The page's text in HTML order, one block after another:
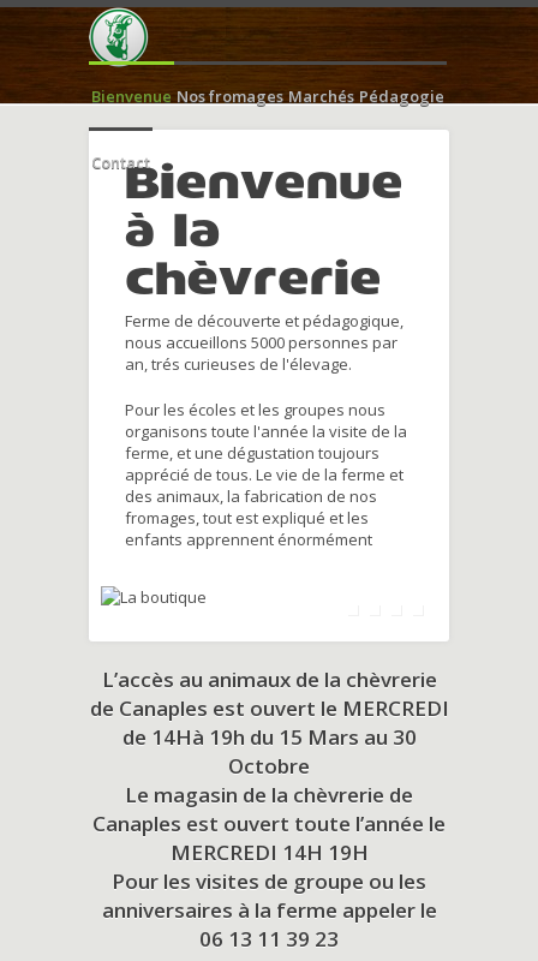
Bienvenue Nos fromages Marchés Pédagogie
ContactBienvenue
à la
chèvrerie
Ferme de découverte et pédagogique,
nous accueillons 5000 personnes par
an, trés curieuses de l'élevage.
Pour les écoles et les groupes nous
organisons toute l'année la visite de la
ferme, et une dégustation toujours
apprécié de tous. Le vie de la ferme et
des animaux, la fabrication de nos
fromages, tout est expliqué et les
enfants apprennent énormément
L’accès au animaux de la chèvrerie
de Canaples est ouvert le MERCREDI
de 14Hà 19h du 15 Mars au 30
Octobre
Le magasin de la chèvrerie de
Canaples est ouvert toute l’année le
MERCREDI 14H 19H
Pour les visites de groupe ou les
anniversaires à la ferme appeler le
06 13 11 39 23